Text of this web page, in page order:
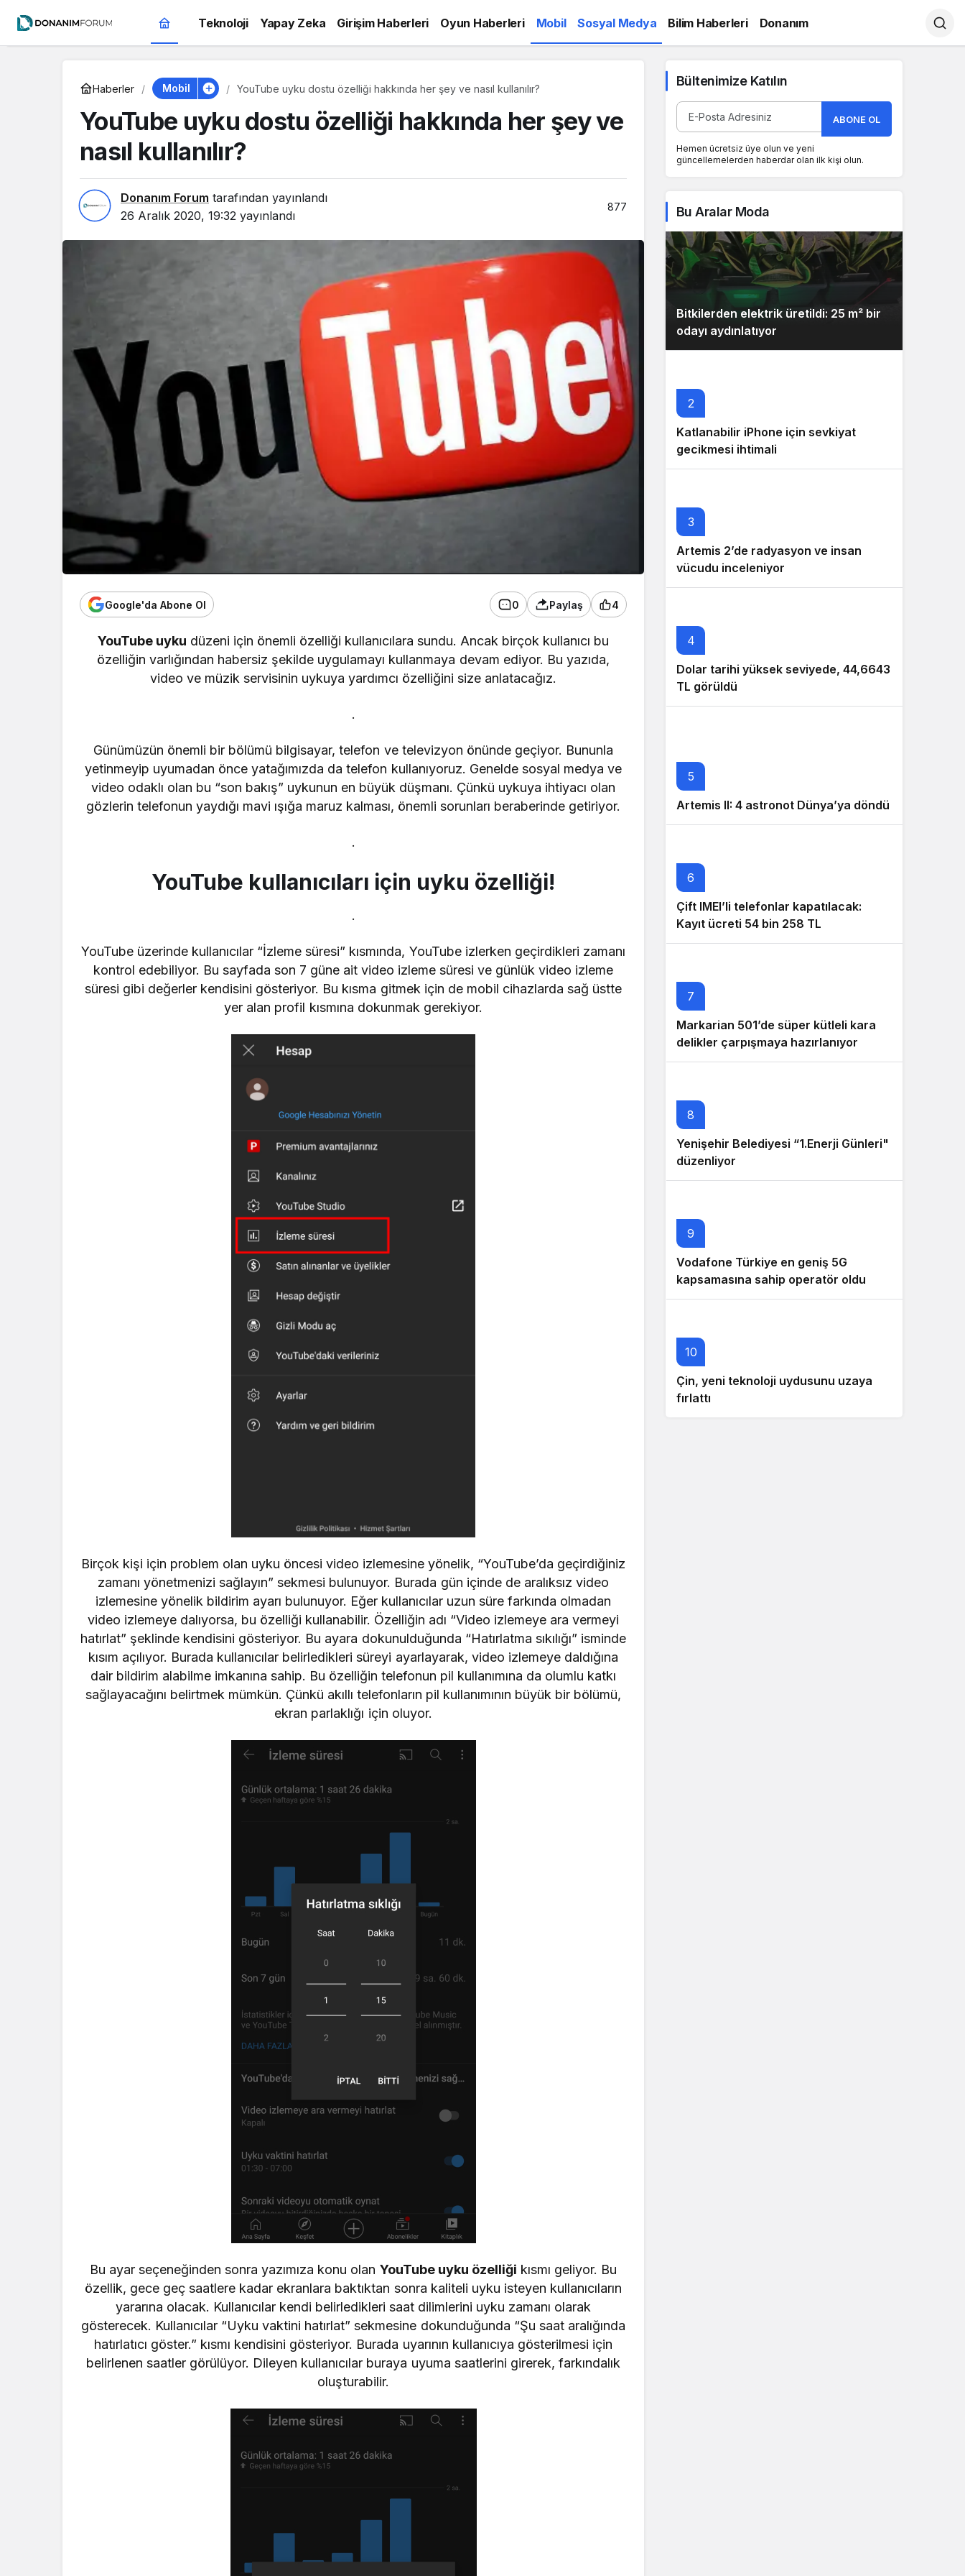
Teknoloji Yapay Zeka Girişim Haberleri Oyun Haberleri Mobil Sosyal Medya Bilim Haberleri Donanım
Haberler Mobil YouTube uyku dostu özelliği hakkında her şey ve nasıl kullanılır?
YouTube uyku dostu özelliği hakkında her şey ve
nasıl kullanılır?
Donanım Forum tarafından yayınlandı
26 Aralık 2020, 19:32 yayınlandı
877
Google'da Abone Ol 0 Paylaş 4
YouTube uyku düzeni için önemli özelliği kullanıcılara sundu. Ancak birçok kullanıcı bu
özelliğin varlığından habersiz şekilde uygulamayı kullanmaya devam ediyor. Bu yazıda,
video ve müzik servisinin uykuya yardımcı özelliğini size anlatacağız.
.
Günümüzün önemli bir bölümü bilgisayar, telefon ve televizyon önünde geçiyor. Bununla
yetinmeyip uyumadan önce yatağımızda da telefon kullanıyoruz. Genelde sosyal medya ve
video odaklı olan bu “son bakış” uykunun en büyük düşmanı. Çünkü uykuya ihtiyacı olan
gözlerin telefonun yaydığı mavi ışığa maruz kalması, önemli sorunları beraberinde getiriyor.
.
YouTube kullanıcıları için uyku özelliği!
.
YouTube üzerinde kullanıcılar “İzleme süresi” kısmında, YouTube izlerken geçirdikleri zamanı
kontrol edebiliyor. Bu sayfada son 7 güne ait video izleme süresi ve günlük video izleme
süresi gibi değerler kendisini gösteriyor. Bu kısma gitmek için de mobil cihazlarda sağ üstte
yer alan profil kısmına dokunmak gerekiyor.
Birçok kişi için problem olan uyku öncesi video izlemesine yönelik, “YouTube’da geçirdiğiniz
zamanı yönetmenizi sağlayın” sekmesi bulunuyor. Burada gün içinde de aralıksız video
izlemesine yönelik bildirim ayarı bulunuyor. Eğer kullanıcılar uzun süre farkında olmadan
video izlemeye dalıyorsa, bu özelliği kullanabilir. Özelliğin adı “Video izlemeye ara vermeyi
hatırlat” şeklinde kendisini gösteriyor. Bu ayara dokunulduğunda “Hatırlatma sıkılığı” isminde
kısım açılıyor. Burada kullanıcılar belirledikleri süreyi ayarlayarak, video izlemeye daldığına
dair bildirim alabilme imkanına sahip. Bu özelliğin telefonun pil kullanımına da olumlu katkı
sağlayacağını belirtmek mümkün. Çünkü akıllı telefonların pil kullanımının büyük bir bölümü,
ekran parlaklığı için oluyor.
Bu ayar seçeneğinden sonra yazımıza konu olan YouTube uyku özelliği kısmı geliyor. Bu
özellik, gece geç saatlere kadar ekranlara baktıktan sonra kaliteli uyku isteyen kullanıcıların
yararına olacak. Kullanıcılar kendi belirledikleri saat dilimlerini uyku zamanı olarak
gösterecek. Kullanıcılar “Uyku vaktini hatırlat” sekmesine dokunduğunda “Şu saat aralığında
hatırlatıcı göster.” kısmı kendisini gösteriyor. Burada uyarının kullanıcıya gösterilmesi için
belirlenen saatler görülüyor. Dileyen kullanıcılar buraya uyuma saatlerini girerek, farkındalık
oluşturabilir.
Bültenimize Katılın
ABONE OL
Hemen ücretsiz üye olun ve yeni
güncellemelerden haberdar olan ilk kişi olun.
Bu Aralar Moda
Bitkilerden elektrik üretildi: 25 m² bir
odayı aydınlatıyor
2
Katlanabilir iPhone için sevkiyat
gecikmesi ihtimali
3
Artemis 2’de radyasyon ve insan
vücudu inceleniyor
4
Dolar tarihi yüksek seviyede, 44,6643
TL görüldü
5
Artemis II: 4 astronot Dünya’ya döndü
6
Çift IMEI’li telefonlar kapatılacak:
Kayıt ücreti 54 bin 258 TL
7
Markarian 501’de süper kütleli kara
delikler çarpışmaya hazırlanıyor
8
Yenişehir Belediyesi “1.Enerji Günleri"
düzenliyor
9
Vodafone Türkiye en geniş 5G
kapsamasına sahip operatör oldu
10
Çin, yeni teknoloji uydusunu uzaya
fırlattı